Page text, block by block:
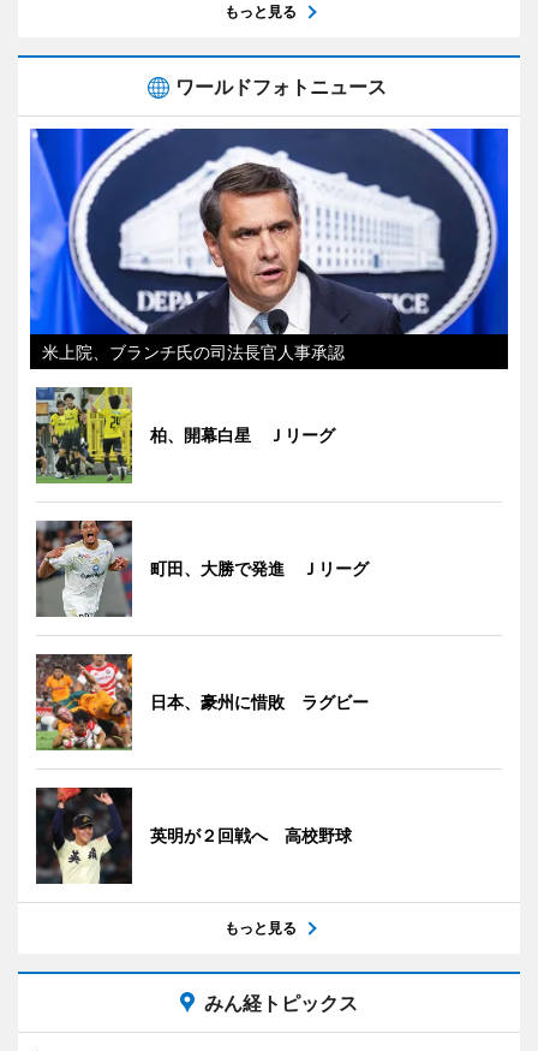
もっと見る
ワールドフォトニュース
米上院、ブランチ氏の司法長官人事承認
柏、開幕白星 Ｊリーグ
町田、大勝で発進 Ｊリーグ
日本、豪州に惜敗 ラグビー
英明が２回戦へ 高校野球
もっと見る
みん経トピックス